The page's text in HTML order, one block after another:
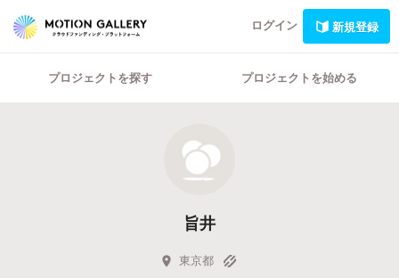
ログイン 新規登録
プロジェクトを探す プロジェクトを始める
旨井
東京都